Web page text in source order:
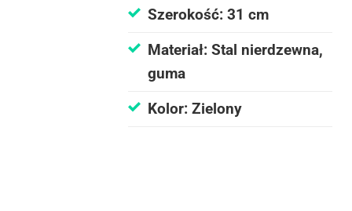
Szerokość: 31 cm
Materiał: Stal nierdzewna,
guma
Kolor: Zielony